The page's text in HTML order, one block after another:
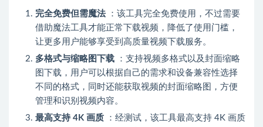
完全免费但需魔法：该工具完全免费使用，不过需要
借助魔法工具才能正常下载视频，降低了使用门槛，
让更多用户能够享受到高质量视频下载服务。
多格式与缩略图下载 ：支持视频多格式以及封面缩略
图下载，用户可以根据自己的需求和设备兼容性选择
不同的格式，同时还能获取视频的封面缩略图，方便
管理和识别视频内容。
最高支持 4K 画质 ：经测试，该工具最高支持 4K 画质